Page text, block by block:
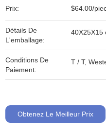
Prix: $64.00/
Détails De
L'emballage:
40X25X15
Conditions De
Paiement:
T / T,
Obtenez Le Meilleur Prix